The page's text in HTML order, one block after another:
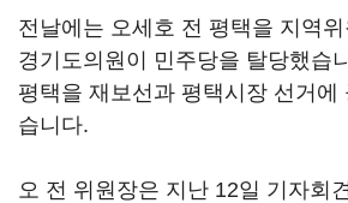
전날에는 오세호 전 평택을 지역
경기도의원이 민주당을 탈당했습
평택을 재보선과 평택시장 선거에
습니다.
오 전 위원장은 지난 12일 기자회